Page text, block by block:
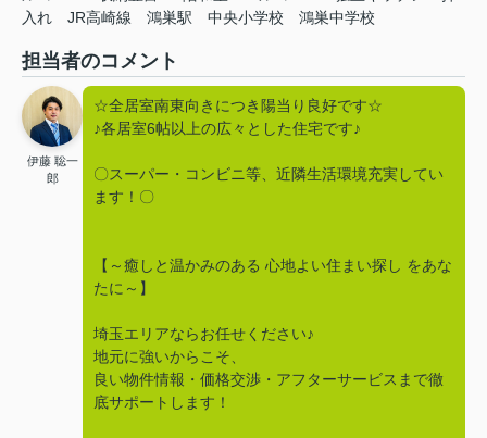
入れ
JR高崎線 鴻巣駅 中央小学校 鴻巣中学校
担当者のコメント
伊藤 聡一
郎
☆全居室南東向きにつき陽当り良好です☆
♪各居室6帖以上の広々とした住宅です♪
〇スーパー・コンビニ等、近隣生活環境充実してい
ます！〇
【～癒しと温かみのある 心地よい住まい探し をあな
たに～】
埼玉エリアならお任せください♪
地元に強いからこそ、
良い物件情報・価格交渉・アフターサービスまで徹
底サポートします！